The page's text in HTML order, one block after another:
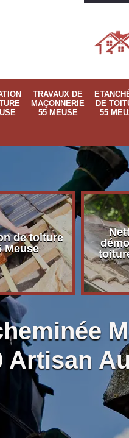
TRAVAUX DE
MAÇONNERIE
55 MEUSE
DE
55
de toiture
Meuse
Artisan